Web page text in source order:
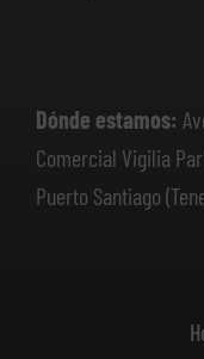
Dónde estamos:
Comercial Vigilia
Puerto Santiago